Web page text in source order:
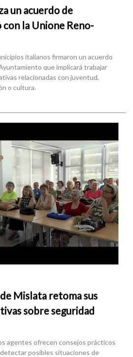
un acuerdo de
la Unione Reno-
italianos firmaron un acuerdo
que implicará trabajar
relacionadas con juventud,
o cultura.
Mislata retoma sus
sobre seguridad
agentes ofrecen consejos prácticos
posibles situaciones de